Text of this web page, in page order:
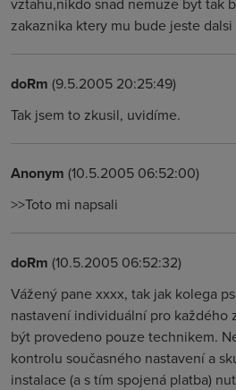
zakaznika ktery mu bude jeste
doRm (9.5.2005 20:25:49)
Tak jsem to zkusil, uvidíme.
Anonym (10.5.2005 06:52:00)
>>Toto mi napsali
doRm (10.5.2005 06:52:32)
Vážený pane xxxx, tak jak kolega
nastavení individuální pro každého
být provedeno pouze technikem.
kontrolu současného nastavení a
instalace (a s tím spojená platba)